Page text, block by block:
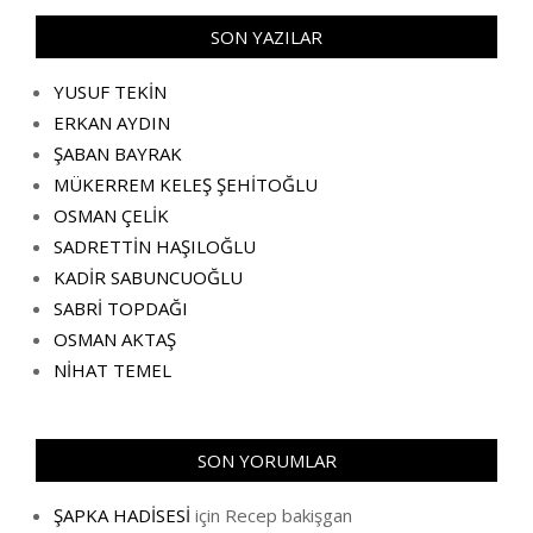
SON YAZILAR
YUSUF TEKİN
ERKAN AYDIN
ŞABAN BAYRAK
MÜKERREM KELEŞ ŞEHİTOĞLU
OSMAN ÇELİK
SADRETTİN HAŞILOĞLU
KADİR SABUNCUOĞLU
SABRİ TOPDAĞI
OSMAN AKTAŞ
NİHAT TEMEL
SON YORUMLAR
ŞAPKA HADİSESİ için Recep bakişgan